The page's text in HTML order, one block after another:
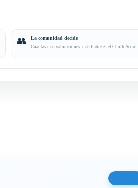
👥 La comunidad decide
Cuantas más valoraciones, más fiable es el CholloScore.